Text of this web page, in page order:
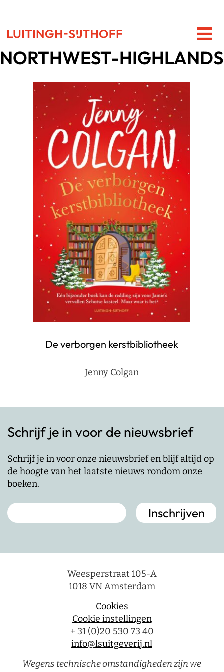
NORTHWEST-HIGHLANDS
De verborgen kerstbibliotheek
Jenny Colgan
Schrijf je in voor de nieuwsbrief
Schrijf je in voor onze nieuwsbrief en blijf altijd op
de hoogte van het laatste nieuws rondom onze
boeken.
Weesperstraat 105-A
1018 VN Amsterdam
Cookies
Cookie instellingen
+ 31 (0)20 530 73 40
info@lsuitgeverij.nl
Wegens technische omstandigheden zijn we